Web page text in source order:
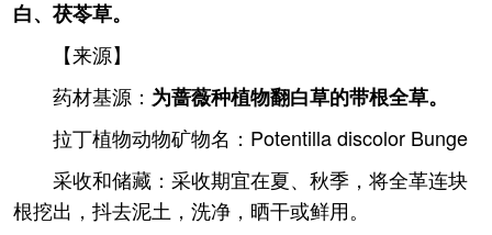
白、茯苓草。
【来源】
药材基源： 为蔷薇种植物翻白草的带根全草。
拉丁植物动物矿物名：Potentilla discolor Bunge
采收和储藏：采收期宜在夏、秋季，将全革连块
根挖出，抖去泥土，洗净，晒干或鲜用。